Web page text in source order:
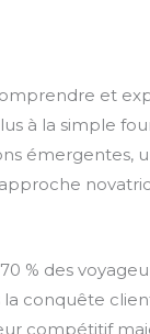
et
à la simple
% des
conquête
compétitif